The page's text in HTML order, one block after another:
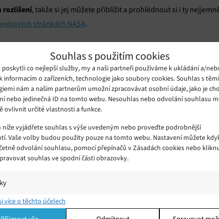
Souhlas s použitím cookies
poskytli co nejlepší služby, my a naši partneři používáme k ukládání a/
informacím o zařízeních, technologie jako soubory cookies. Souhlas s
nám a našim partnerům umožní zpracovávat osobní údaje, jako je
nebo jedinečná ID na tomto webu. Nesouhlas nebo odvolání souhlasu
ovlivnit určité vlastnosti a funkce.
vyjádřete souhlas s výše uvedeným nebo proveďte podrobnější
Vaše volby budou použity pouze na tomto webu. Nastavení můžete
odvolání souhlasu, pomocí přepínačů v Zásadách cookies nebo
souhlas ve spodní části obrazovky.
a/nebo přístup k informacím v zařízení, Porozumění publiku
kombinací údajů z různých zdrojů.
více o těchto účelech
rozlišení, takže si jej můžete přiblížit a prohlédnout si i ty
stránkách NASA.
materiálu, s nímž mohou pracovat, a jak již v září uvedla
mikroanalytické techniky, aby ho podle vlastních slov
na přibližně 4,5 miliardy let, může býtzdrojem informací
stavební kameny života.
uhlíku a vodyv přebytečném materiálu, který našli na vnější
alespoň 60 gramů regolitu, sondě se nakonec podařilo
na hardwaru vzorku (tedy neplánovaného) získal tým 70,3
, ale většina z něj bude uchována pro budoucí studie a